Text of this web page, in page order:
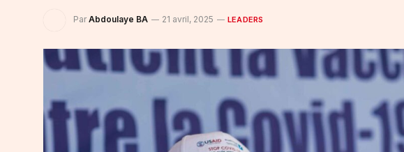
Par Abdoulaye BA 21 avril, 2025 LEADERS